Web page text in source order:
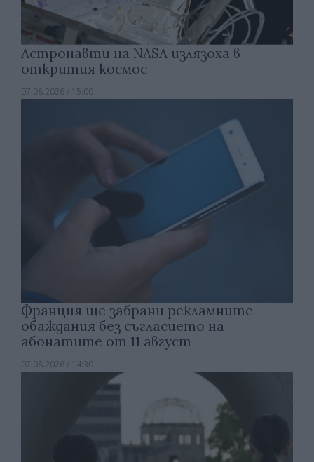
Астронавти на NASA излязоха в
открития космос
07.08.2026 / 15:00
Франция ще забрани рекламните
обаждания без съгласието на
абонатите от 11 август
07.08.2026 / 14:30